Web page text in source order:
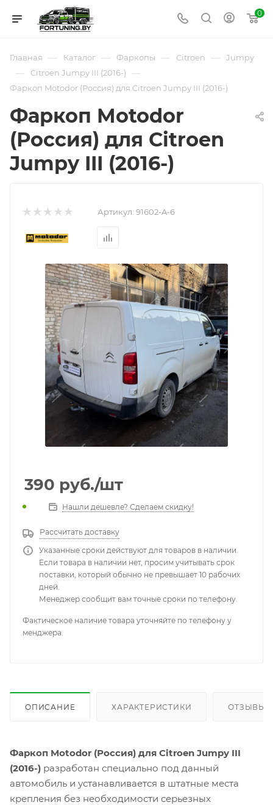
0
Главная — Каталог — Фаркопы — Citroen — Jumpy
— Citroen Jumpy III (2016-) —
Фаркоп Motodor (Россия) для Citroen Jumpy III (2016-)
Фаркоп Motodor
(Россия) для Citroen
Jumpy III (2016-)
Артикул: 91602-A-6
390 руб./шт
Нашли дешевле? Сделаем скидку!
Рассчитать доставку
Указанные сроки действуют для товаров в наличии.
Если товара в наличии нет, просим учитывать срок
поставки, который обычно не превышает 10 рабочих
дней.
Менеджер сообщит вам точные сроки по телефону.
Фактическое наличие товара уточняйте по телефону у
менджера.
ОПИСАНИЕ ХАРАКТЕРИСТИКИ ОТЗЫВЫ
Фаркоп Motodor (Россия) для Citroen Jumpy III
(2016-) разработан специально под данный
автомобиль и устанавливается в штатные места
крепления без необходимости серьезных